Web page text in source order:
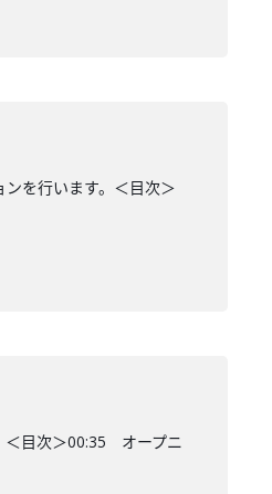
を行います。＜目次＞
＜目次＞00:35 オープニ